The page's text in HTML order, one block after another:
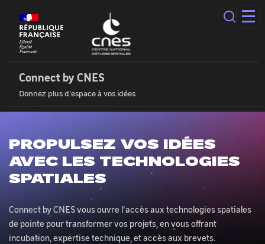
Connect
Accueil
Connect by CNES
Donnez plus d'espace à vos idées
PROPULSEZ VOS IDÉES
AVEC LES TECHNOLOGIES
SPATIALES
Connect by CNES vous ouvre l'accès aux technologies spatiales
de pointe pour transformer vos projets, en vous offrant
incubation, expertise technique, et accès aux brevets.
gestion
cookies